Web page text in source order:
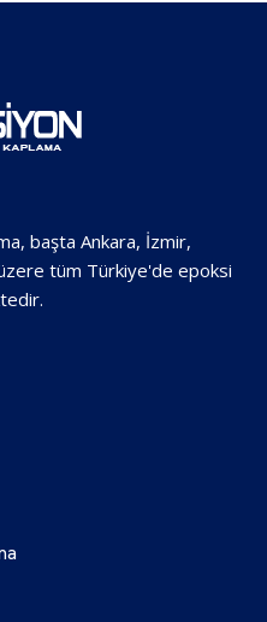
başta Ankara, İzmir,
tüm Türkiye'de epoksi